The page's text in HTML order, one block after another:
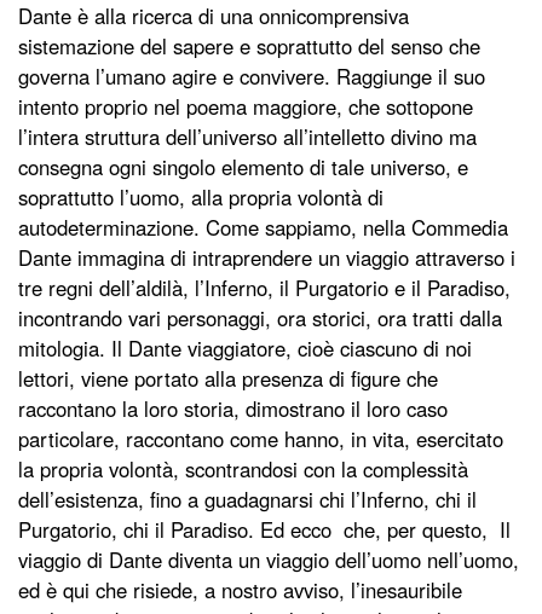
Dante è alla ricerca di una onnicomprensiva
sistemazione del sapere e soprattutto del senso che
governa l’umano agire e convivere. Raggiunge il suo
intento proprio nel poema maggiore, che sottopone
l’intera struttura dell’universo all’intelletto divino ma
consegna ogni singolo elemento di tale universo, e
soprattutto l’uomo, alla propria volontà di
autodeterminazione. Come sappiamo, nella Commedia
Dante immagina di intraprendere un viaggio attraverso i
tre regni dell’aldilà, l’Inferno, il Purgatorio e il Paradiso,
incontrando vari personaggi, ora storici, ora tratti dalla
mitologia. Il Dante viaggiatore, cioè ciascuno di noi
lettori, viene portato alla presenza di figure che
raccontano la loro storia, dimostrano il loro caso
particolare, raccontano come hanno, in vita, esercitato
la propria volontà, scontrandosi con la complessità
dell’esistenza, fino a guadagnarsi chi l’Inferno, chi il
Purgatorio, chi il Paradiso. Ed ecco che, per questo, Il
viaggio di Dante diventa un viaggio dell’uomo nell’uomo,
ed è qui che risiede, a nostro avviso, l’inesauribile